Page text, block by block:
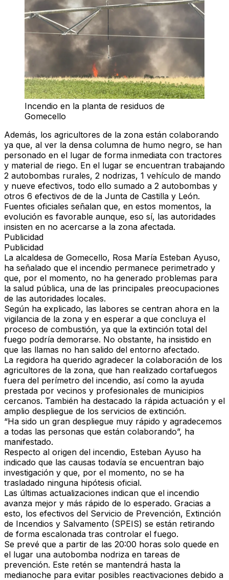
Incendio en la planta de residuos de
Gomecello
Además, los agricultores de la zona están colaborando
ya que, al ver la densa columna de humo negro, se han
personado en el lugar de forma inmediata con tractores
y material de riego. En el lugar se encuentran trabajando
2 autobombas rurales, 2 nodrizas, 1 vehículo de mando
y nueve efectivos, todo ello sumado a 2 autobombas y
otros 6 efectivos de de la Junta de Castilla y León.
Fuentes oficiales señalan que, en estos momentos, la
evolución es favorable aunque, eso sí, las autoridades
insisten en no acercarse a la zona afectada.
Publicidad
Publicidad
La alcaldesa de Gomecello, Rosa María Esteban Ayuso,
ha señalado que el incendio permanece perimetrado y
que, por el momento, no ha generado problemas para
la salud pública, una de las principales preocupaciones
de las autoridades locales.
Según ha explicado, las labores se centran ahora en la
vigilancia de la zona y en esperar a que concluya el
proceso de combustión, ya que la extinción total del
fuego podría demorarse. No obstante, ha insistido en
que las llamas no han salido del entorno afectado.
La regidora ha querido agradecer la colaboración de los
agricultores de la zona, que han realizado cortafuegos
fuera del perímetro del incendio, así como la ayuda
prestada por vecinos y profesionales de municipios
cercanos. También ha destacado la rápida actuación y el
amplio despliegue de los servicios de extinción.
“Ha sido un gran despliegue muy rápido y agradecemos
a todas las personas que están colaborando”, ha
manifestado.
Respecto al origen del incendio, Esteban Ayuso ha
indicado que las causas todavía se encuentran bajo
investigación y que, por el momento, no se ha
trasladado ninguna hipótesis oficial.
Las últimas actualizaciones indican que el incendio
avanza mejor y más rápido de lo esperado. Gracias a
esto, los efectivos del Servicio de Prevención, Extinción
de Incendios y Salvamento (SPEIS) se están retirando
de forma escalonada tras controlar el fuego.
Se prevé que a partir de las 20:00 horas solo quede en
el lugar una autobomba nodriza en tareas de
prevención. Este retén se mantendrá hasta la
medianoche para evitar posibles reactivaciones debido a